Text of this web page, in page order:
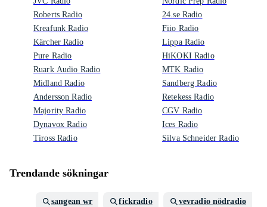
Roberts Radio
Kreafunk Radio
Kärcher Radio
Pure Radio
Ruark Audio Radio
Midland Radio
Andersson Radio
Majority Radio
Dynavox Radio
Tiross Radio
24.se Radio
Fiio Radio
Lippa Radio
HiKOKI Radio
MTK Radio
Sandberg Radio
Retekess Radio
CGV Radio
Ices Radio
Silva Schneider Radio
Trendande sökningar
sangean wr fickradio vevradio nödradio